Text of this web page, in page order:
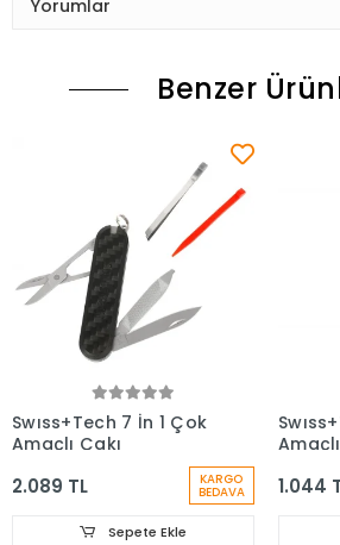
Yorumlar
Benzer
Swıss+Tech 7 İn 1 Çok
Amaçlı Çakı
2.089 TL KARGO
BEDAVA
Sepete Ekle
1.044